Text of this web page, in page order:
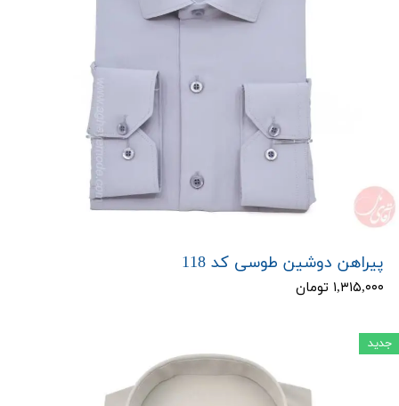
پیراهن دوشین طوسی کد 118
۱,۳۱۵,۰۰۰ تومان
جدید